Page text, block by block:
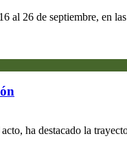
26 de septiembre, en
ha destacado la